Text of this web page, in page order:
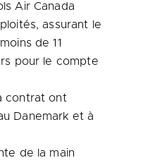
Air Canada
assurant le
de 11
pour le compte
contrat ont
Danemark et à
de la main